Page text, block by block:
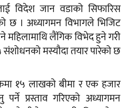
विदेश जान वडाको सिफारिस
छ । अध्यागमन विभागले भिजिट
महिलामाथि लैंगिक विभेद हुने गरी
मस्यौदा तयार पारेको छ
१५ लाखको बीमा र एक हजार
प्रस्ताव गरिएको अध्यागमन